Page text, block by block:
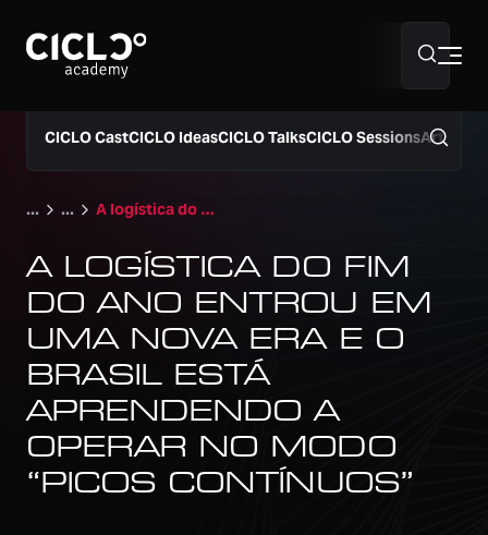
Sobre nós
Hub Supply Chain
Programação 2026
40º Simpósio Supply Chain
CICLO CastCICLO IdeasCICLO TalksCICLO SessionsArtigos
A logística do fim do ano entrou em uma nova era e o Brasil está aprendendo a operar no modo “picos contínuos”
A LOGÍSTICA DO FIM
DO ANO ENTROU EM
UMA NOVA ERA E O
BRASIL ESTÁ
APRENDENDO A
OPERAR NO MODO
“PICOS CONTÍNUOS”